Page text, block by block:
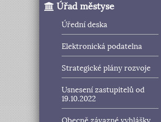
Úřad městyse
Úřední deska
Elektronická podatelna
Strategické plány rozvoje
Usnesení zastupitelů od
19.10.2022